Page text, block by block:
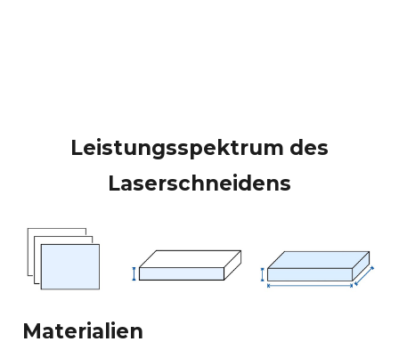
Leistungsspektrum des
Laserschneidens
Materialien